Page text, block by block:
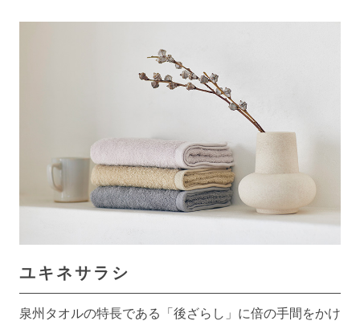
ユキネサラシ
泉州タオルの特長である「後ざらし」に倍の手間をかけ